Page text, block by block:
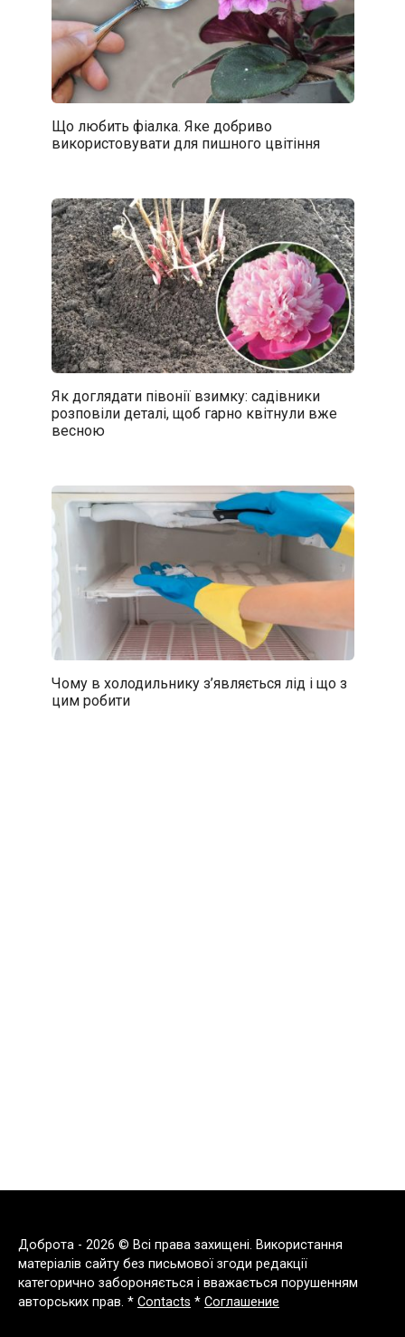
Що любить фіалка. Яке добриво
використовувати для пишного цвітіння
Як доглядати півонії взимку: садівники
розповіли деталі, щоб гарно квітнули вже
весною
Чому в холодильнику з’являється лід і що з
цим робити
Доброта - 2026 © Всі права захищені. Використання
матеріалів сайту без письмової згоди редакції
категорично забороняється і вважається порушенням
авторських прав. * Contacts * Соглашение